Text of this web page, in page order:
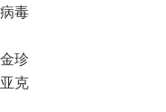
毒
珍
克